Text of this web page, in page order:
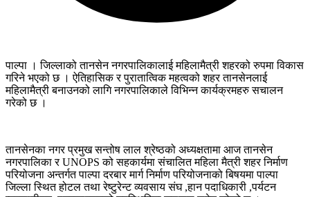
पाल्पा । जिल्लाको तानसेन नगरपालिकालाई महिलामैत्री शहरको रुपमा विकास
गरिने भएको छ । ऐतिहासिक र पुरातात्विक महत्वको शहर तानसेनलाई
महिलामैत्री बनाउनको लागि नगरपालिकाले विभिन्न कार्यक्रमहरु सचालन
गरेको छ ।
तानसेनका नगर प्रमुख सन्तोष लाल श्रेष्ठको अध्यक्षतामा आज तानसेन
नगरपालिका रUNOPS को सहकार्यमा संचालित महिला मैत्री शहर निर्माण
परियोजना अन्तर्गत पाल्पा दरबार मार्ग निर्माण परियोजनाको बिषयमा पाल्पा
जिल्ला स्थित होटल तथा रेष्टुरेन्ट व्यवसाय संघ ,हान पदाधिकारी ,पर्यटन